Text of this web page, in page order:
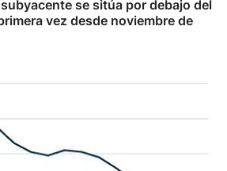
se sitúa por debajo del
vez desde noviembre de